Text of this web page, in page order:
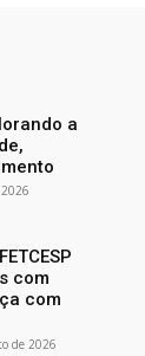
a
com
com
de 2026